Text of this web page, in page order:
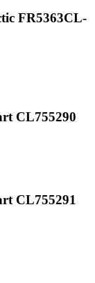
FR5363CL-
CL755290
CL755291